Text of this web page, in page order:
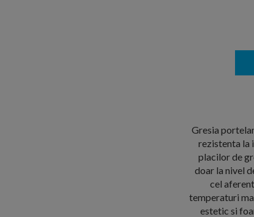
Gresia
rezistenta la
placilor de
doar la nivel
cel
temperaturi
estetic si